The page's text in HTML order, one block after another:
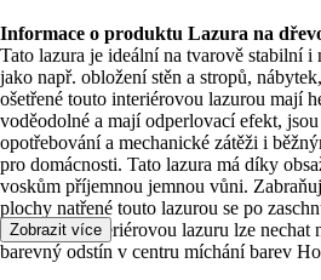
Informace o produktu Lazura na
Tato lazura je ideální na tvarově stabilní i
jako např. obložení stěn a stropů,
ošetřené touto interiérovou lazurou mají
voděodolné a mají odperlovací efekt,
opotřebování a mechanické zátěži i
pro domácnosti. Tato lazura má díky
voskům příjemnou jemnou vůni.
plochy natřené touto lazurou se po
bezbarvou interiérovou lazuru lze
barevný odstín v centru míchání barev
Zobrazit více